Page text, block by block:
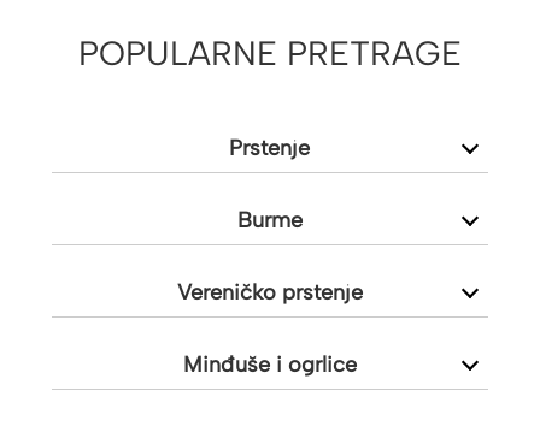
POPULARNE PRETRAGE
Prstenje
Burme
Vereničko prstenje
Minđuše i ogrlice